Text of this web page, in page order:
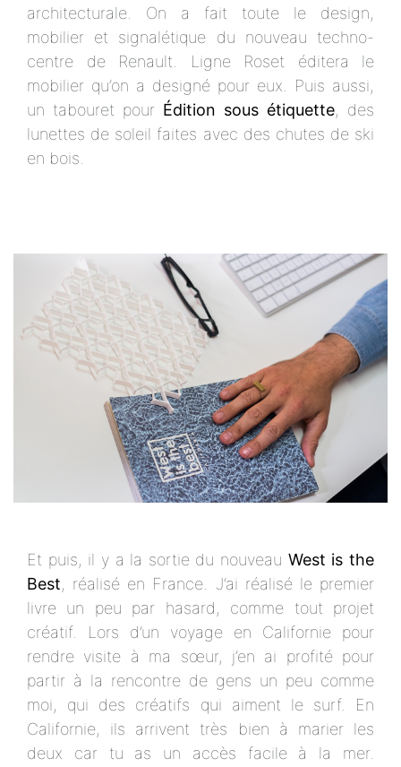
architecturale. On a fait toute le design,
mobilier et signalétique du nouveau techno-
centre de Renault. Ligne Roset éditera le
mobilier qu’on a designé pour eux. Puis aussi,
un tabouret pour Édition sous étiquette, des
lunettes de soleil faites avec des chutes de ski
en bois.
Et puis, il y a la sortie du nouveau West is the
Best, réalisé en France. J’ai réalisé le premier
livre un peu par hasard, comme tout projet
créatif. Lors d’un voyage en Californie pour
rendre visite à ma sœur, j’en ai profité pour
partir à la rencontre de gens un peu comme
moi, qui des créatifs qui aiment le surf. En
Californie, ils arrivent très bien à marier les
deux car tu as un accès facile à la mer.